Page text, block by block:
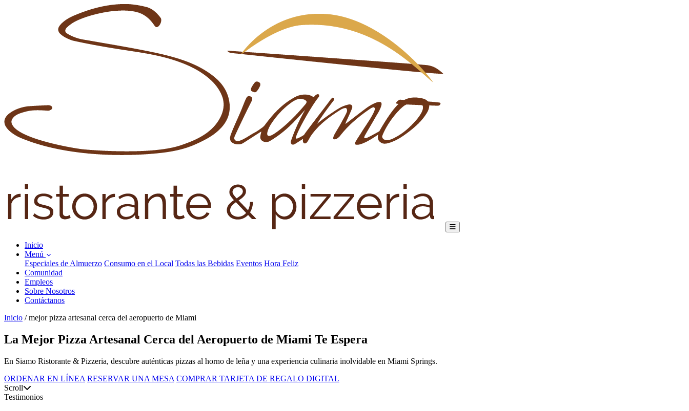
Inicio
Menú
Especiales de Almuerzo Consumo en el Local Todas las Bebidas Eventos Hora Feliz
Comunidad
Empleos
Sobre Nosotros
Contáctanos
Inicio / mejor pizza artesanal cerca del aeropuerto de Miami
La Mejor Pizza Artesanal Cerca del Aeropuerto de Miami Te Espera
En Siamo Ristorante & Pizzeria, descubre auténticas pizzas al horno de leña y una experiencia culinaria inolvidable en Miami Springs.
ORDENAR EN LÍNEA RESERVAR UNA MESA COMPRAR TARJETA DE REGALO DIGITAL
Scroll
Testimonios